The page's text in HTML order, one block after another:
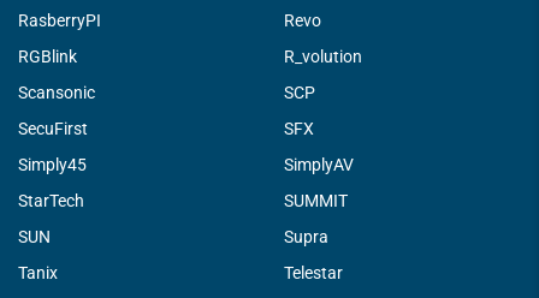
RasberryPI
Revo
RGBlink
R_volution
Scansonic
SCP
SecuFirst
SFX
Simply45
SimplyAV
StarTech
SUMMIT
SUN
Supra
Tanix
Telestar